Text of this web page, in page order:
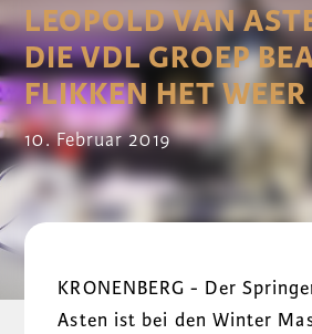
LEOPOLD VAN
DIE VDL GROEP
FLIKKEN HET WEER
10. Februar 2019
KRONENBERG - Der
Asten ist bei den Winter